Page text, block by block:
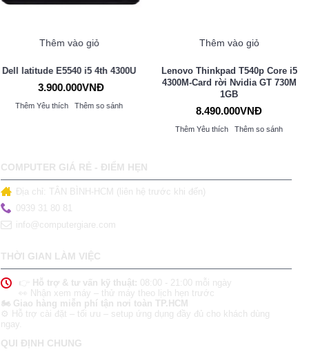
Thêm vào giỏ
Lenovo Thinkpad T540p Core i5
4300M-Card rời Nvidia GT 730M
1GB
8.490.000VNĐ
Thêm vào giỏ
Lenovo ThinkPad T440
Ultrabook Core i5 4300U-Mỏng,
nhẹ
6.990.000VNĐ
Thêm Yêu thích Thêm so sánh
COMPUTER GIÁ RẺ - ĐIỂM HẸN
Địa chỉ: TÂN BÌNH-HCM (liên hệ trước khi đến)
0939 31 80 81
info@computergiare.com
THỜI GIAN LÀM VIỆC
👉 Hỗ trợ & tư vấn kỹ thuật: 08:00 - 21:00 mỗi ngày
👀 Nhận xem máy – thử máy theo lịch hẹn trước
🏍️ Giao hàng miễn phí tận nơi toàn TP.HCM
⚙️ Hỗ trợ cài đặt – tối ưu – setup ứng dụng đầy đủ cho khách dùng
ngay.
QUI ĐỊNH CHUNG